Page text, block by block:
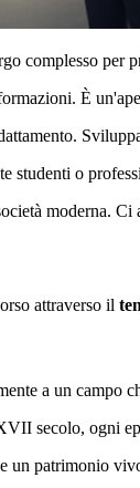
complesso per
È
studenti o
moderna.
attraverso il
a un campo
secolo, ogni
un patrimonio